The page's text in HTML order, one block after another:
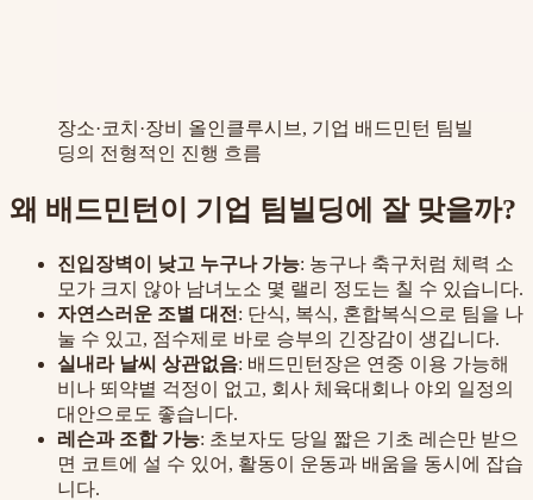
장소·코치·장비 올인클루시브, 기업 배드민턴 팀빌
딩의 전형적인 진행 흐름
왜 배드민턴이 기업 팀빌딩에 잘 맞을까?
진입장벽이 낮고 누구나 가능: 농구나 축구처럼 체력 소
모가 크지 않아 남녀노소 몇 랠리 정도는 칠 수 있습니다.
자연스러운 조별 대전 : 단식, 복식, 혼합복식으로 팀을 나
눌 수 있고, 점수제로 바로 승부의 긴장감이 생깁니다.
실내라 날씨 상관없음: 배드민턴장은 연중 이용 가능해
비나 뙤약볕 걱정이 없고, 회사 체육대회나 야외 일정의
대안으로도 좋습니다.
레슨과 조합 가능: 초보자도 당일 짧은 기초 레슨만 받으
면 코트에 설 수 있어, 활동이 운동과 배움을 동시에 잡습
니다.